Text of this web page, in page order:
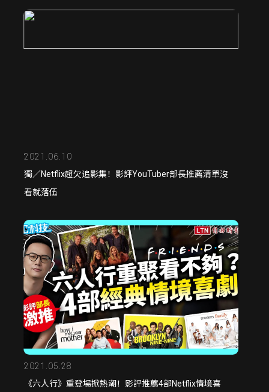
2021.06.10
獨／Netflix超欠追影集！影評YouTuber部長推薦清單沒
看就落伍
2021.05.28
《六人行》重登場掀熱潮！影評推薦4部Netflix情境喜